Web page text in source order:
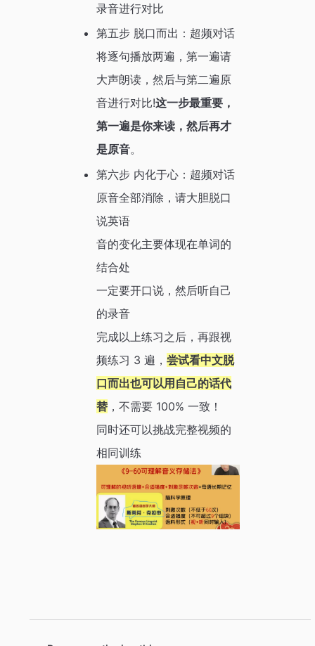
录音进行对比
第五步 脱口而出：超频对话
将逐句播放两遍，第一遍请
大声朗读，然后与第二遍原
音进行对比!这一步最重要，
第一遍是你来读，然后再才
是原音。
第六步 内化于心：超频对话
原音全部消除，请大胆脱口
说英语
音的变化主要体现在单词的
结合处
一定要开口说，然后听自己
的录音
完成以上练习之后，再跟视
频练习 3 遍， 尝试看中文脱
口而出也可以用自己的话代
替，不需要 100% 一致！
同时还可以挑战完整视频的
相同训练